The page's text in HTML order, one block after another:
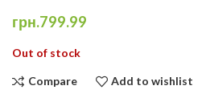
грн.799.99
Out of stock
Compare Add to wishlist